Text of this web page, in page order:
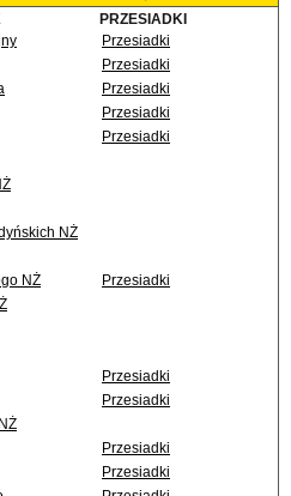
PRZESIADKI
Przesiadki
Przesiadki
Przesiadki
Przesiadki
Przesiadki
NŻ
NŻ
Przesiadki
Przesiadki
Przesiadki
Przesiadki
Przesiadki